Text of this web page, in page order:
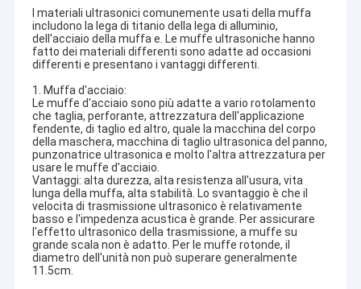
I materiali ultrasonici comunemente usati della muffa
includono la lega di titanio della lega di alluminio,
dell'acciaio della muffa e. Le muffe ultrasoniche hanno
fatto dei materiali differenti sono adatte ad occasioni
differenti e presentano i vantaggi differenti.
1. Muffa d'acciaio:
Le muffe d'acciaio sono più adatte a vario rotolamento
che taglia, perforante, attrezzatura dell'applicazione
fendente, di taglio ed altro, quale la macchina del corpo
della maschera, macchina di taglio ultrasonica del panno,
punzonatrice ultrasonica e molto l'altra attrezzatura per
usare le muffe d'acciaio.
Vantaggi: alta durezza, alta resistenza all'usura, vita
lunga della muffa, alta stabilità. Lo svantaggio è che il
velocita di trasmissione ultrasonico è relativamente
basso e l'impedenza acustica è grande. Per assicurare
l'effetto ultrasonico della trasmissione, a muffe su
grande scala non è adatto. Per le muffe rotonde, il
diametro dell'unità non può superare generalmente
11.5cm.